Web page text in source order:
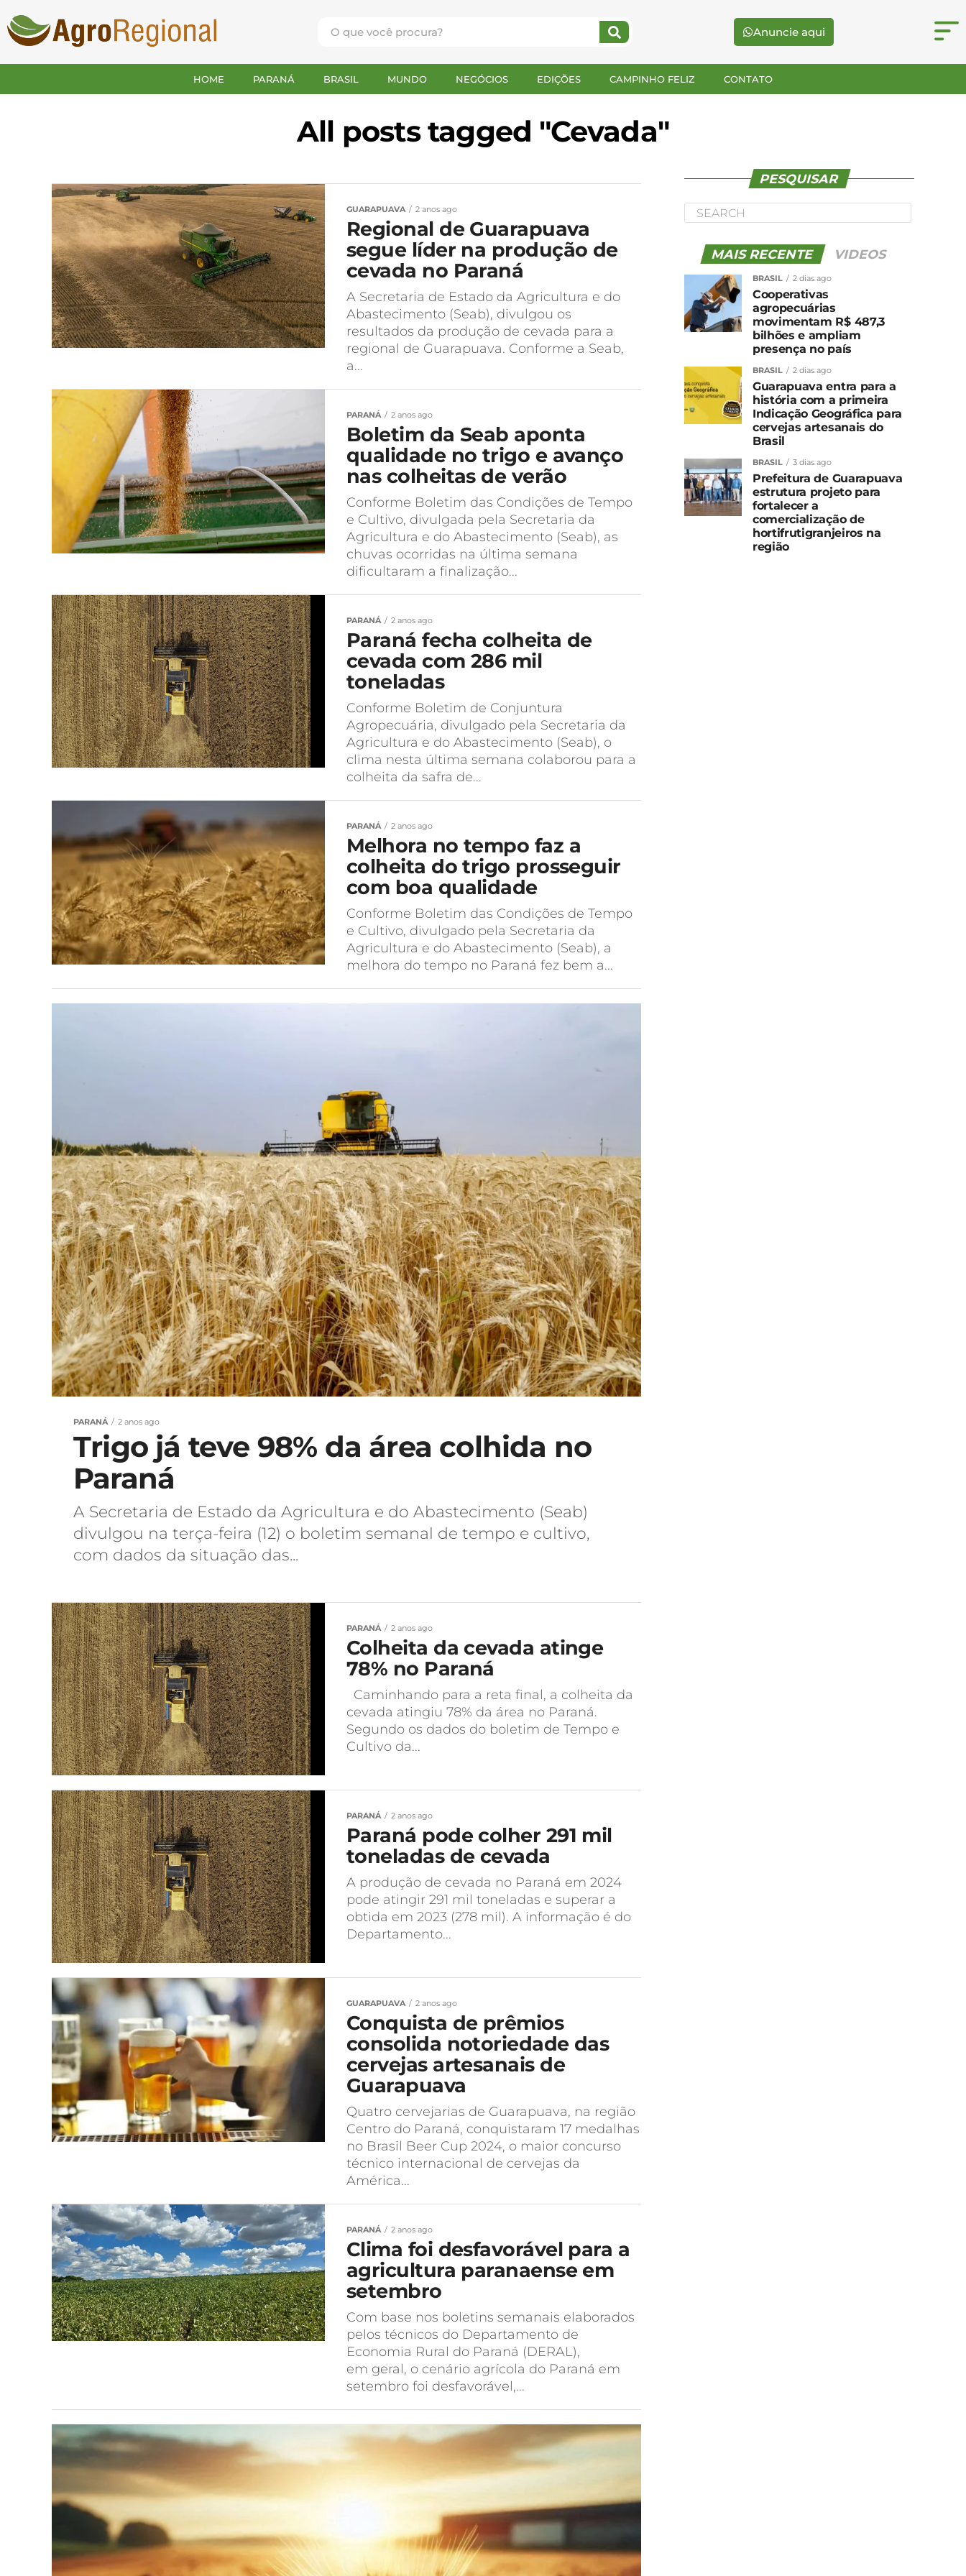
Anuncie aqui
HOME PARANÁ BRASIL MUNDO NEGÓCIOS EDIÇÕES CAMPINHO FELIZ CONTATO
All posts tagged "Cevada"
GUARAPUAVA 2 anos ago
Regional de Guarapuava
segue líder na produção de
cevada no Paraná
A Secretaria de Estado da Agricultura e do
Abastecimento (Seab), divulgou os
resultados da produção de cevada para a
regional de Guarapuava. Conforme a Seab,
a...
PARANÁ 2 anos ago
Boletim da Seab aponta
qualidade no trigo e avanço
nas colheitas de verão
Conforme Boletim das Condições de Tempo
e Cultivo, divulgada pela Secretaria da
Agricultura e do Abastecimento (Seab), as
chuvas ocorridas na última semana
dificultaram a finalização...
PARANÁ 2 anos ago
Paraná fecha colheita de
cevada com 286 mil
toneladas
Conforme Boletim de Conjuntura
Agropecuária, divulgado pela Secretaria da
Agricultura e do Abastecimento (Seab), o
clima nesta última semana colaborou para a
colheita da safra de...
PARANÁ 2 anos ago
Melhora no tempo faz a
colheita do trigo prosseguir
com boa qualidade
Conforme Boletim das Condições de Tempo
e Cultivo, divulgado pela Secretaria da
Agricultura e do Abastecimento (Seab), a
melhora do tempo no Paraná fez bem a...
PARANÁ 2 anos ago
Trigo já teve 98% da área colhida no
Paraná
A Secretaria de Estado da Agricultura e do Abastecimento (Seab)
divulgou na terça-feira (12) o boletim semanal de tempo e cultivo,
com dados da situação das...
PARANÁ 2 anos ago
Colheita da cevada atinge
78% no Paraná
Caminhando para a reta final, a colheita da
cevada atingiu 78% da área no Paraná.
Segundo os dados do boletim de Tempo e
Cultivo da...
PARANÁ 2 anos ago
Paraná pode colher 291 mil
toneladas de cevada
A produção de cevada no Paraná em 2024
pode atingir 291 mil toneladas e superar a
obtida em 2023 (278 mil). A informação é do
Departamento...
GUARAPUAVA 2 anos ago
Conquista de prêmios
consolida notoriedade das
cervejas artesanais de
Guarapuava
Quatro cervejarias de Guarapuava, na região
Centro do Paraná, conquistaram 17 medalhas
no Brasil Beer Cup 2024, o maior concurso
técnico internacional de cervejas da
América...
PARANÁ 2 anos ago
Clima foi desfavorável para a
agricultura paranaense em
setembro
Com base nos boletins semanais elaborados
pelos técnicos do Departamento de
Economia Rural do Paraná (DERAL),
em geral, o cenário agrícola do Paraná em
setembro foi desfavorável,...
PESQUISAR
MAIS RECENTE VIDEOS
BRASIL 2 dias ago
Cooperativas
agropecuárias
movimentam R$ 487,3
bilhões e ampliam
presença no país
BRASIL 2 dias ago
Guarapuava entra para a
história com a primeira
Indicação Geográfica para
cervejas artesanais do
Brasil
BRASIL 3 dias ago
Prefeitura de Guarapuava
estrutura projeto para
fortalecer a
comercialização de
hortifrutigranjeiros na
região